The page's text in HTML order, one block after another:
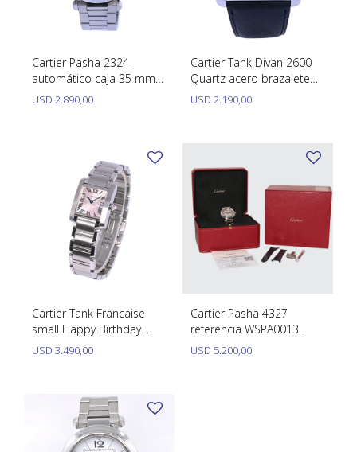
Cartier Pasha 2324
automático caja 35 mm
año 2005
aproximadamente.
USD 2.890,00
Cartier Tank Divan 2600
Quartz acero brazalete
de cuero.
USD 2.190,00
Cartier Tank Francaise
small Happy Birthday
W51031Q3 Acero
inoxidable con caja y
USD 3.490,00
Cartier Pasha 4327
referencia WSPA0013
automático 35 mm. año
2024 con caja, papeles y
USD 5.200,00
Caravanas perlas
Pendientes y medallas
Pulseras
CARTIER
CHOPARD
OTRAS MARCAS RELOJES
TAG HEUER